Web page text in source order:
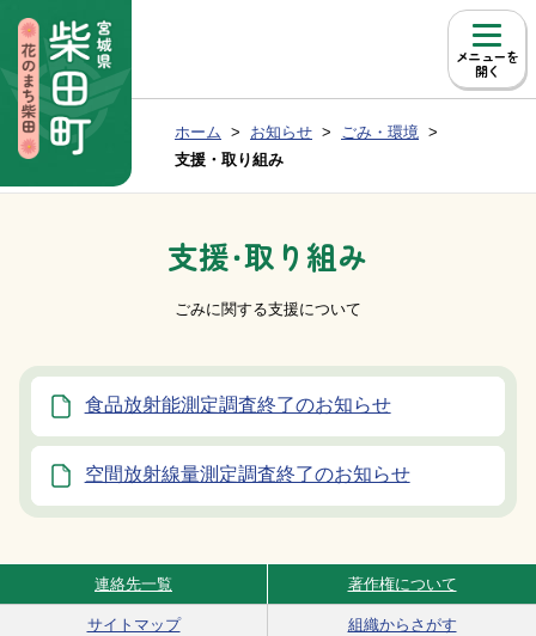
メニュー
Group NAV BreadCrumb
現在位置：
ホーム お知らせ
ごみ・環境
支援・取り組み
支援・取り組み
ごみに関する支援について
食品放射能測定調査終了のお知らせ
空間放射線量測定調査終了のお知らせ
Site Navigation
連絡先一覧 著作権について
サイトマップ 組織からさがす